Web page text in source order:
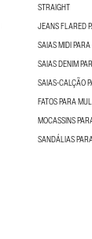
STRAIGHT
JEANS FLARED
SAIAS MIDI
SAIAS DENIM
SAIAS-CALÇÃO
FATOS PARA
MOCASSINS
SANDÁLIAS